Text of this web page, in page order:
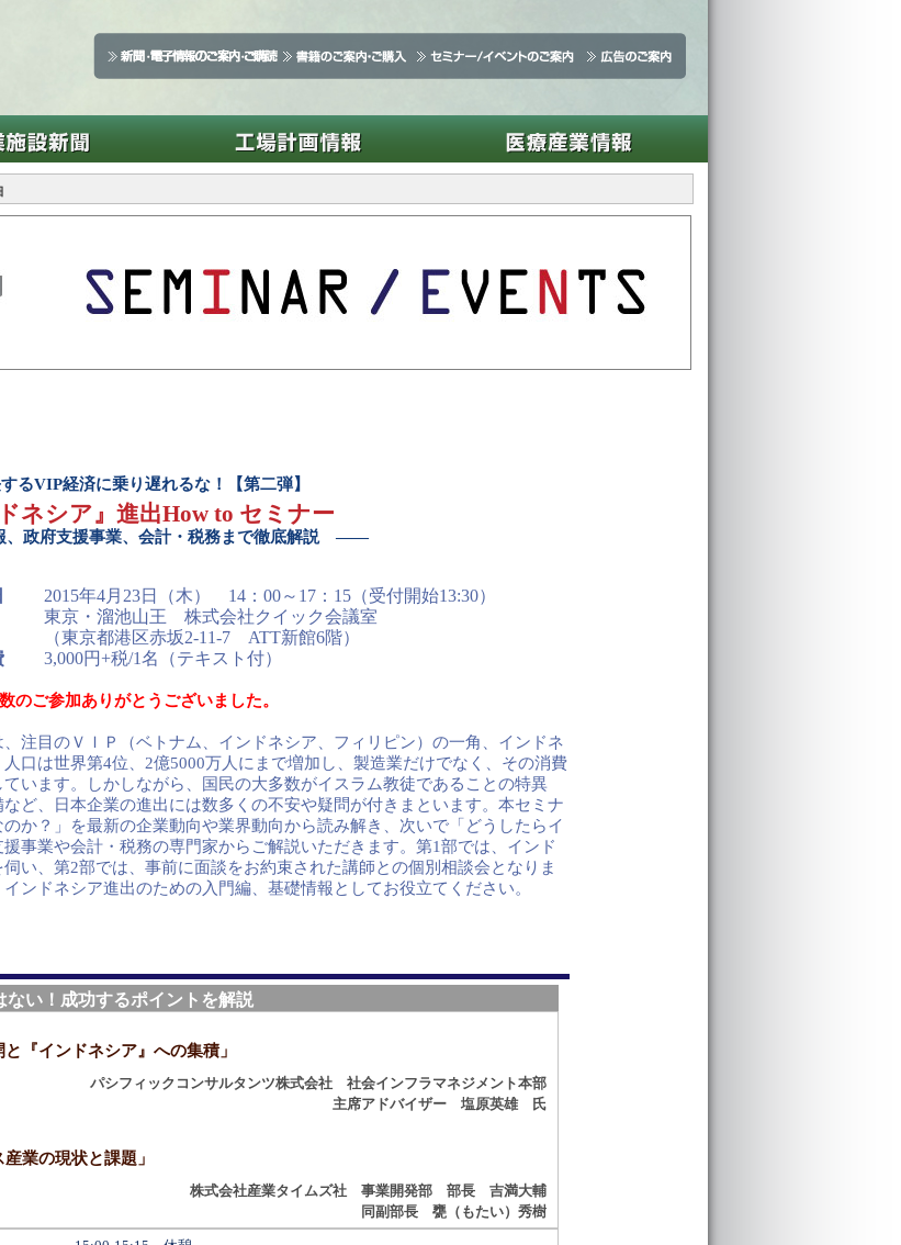
るVIP経済に乗り遅れるな！【第二弾】
ドネシア』進出How to セミナー
政府支援事業、会計・税務まで徹底解説 ――
2015年4月23日（木） 14：00～17：15（受付開始13:30）
東京・溜池山王 株式会社クイック会議室
（東京都港区赤坂2-11-7 ATT新館6階）
3,000円+税/1名（テキスト付）
のご参加ありがとうございました。
注目のＶＩＰ（ベトナム、インドネシア、フィリピン）の一角、インドネ
口は世界第4位、2億5000万人にまで増加し、製造業だけでなく、その消費
います。しかしながら、国民の大多数がイスラム教徒であることの特異
ど、日本企業の進出には数多くの不安や疑問が付きまといます。本セミナ
か？」を最新の企業動向や業界動向から読み解き、次いで「どうしたらイ
事業や会計・税務の専門家からご解説いただきます。第1部では、インド
い、第2部では、事前に面談をお約束された講師との個別相談会となりま
ンドネシア進出のための入門編、基礎情報としてお役立てください。
い！成功するポイントを解説
『インドネシア』への集積」
パシフィックコンサルタンツ株式会社 社会インフラマネジメント本部
主席アドバイザー 塩原英雄 氏
業の現状と課題」
株式会社産業タイムズ社 事業開発部 部長 吉満大輔
同副部長 甕（もたい）秀樹